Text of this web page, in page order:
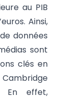
au PIB
Ainsi,
données
sont
clés en
En effet,